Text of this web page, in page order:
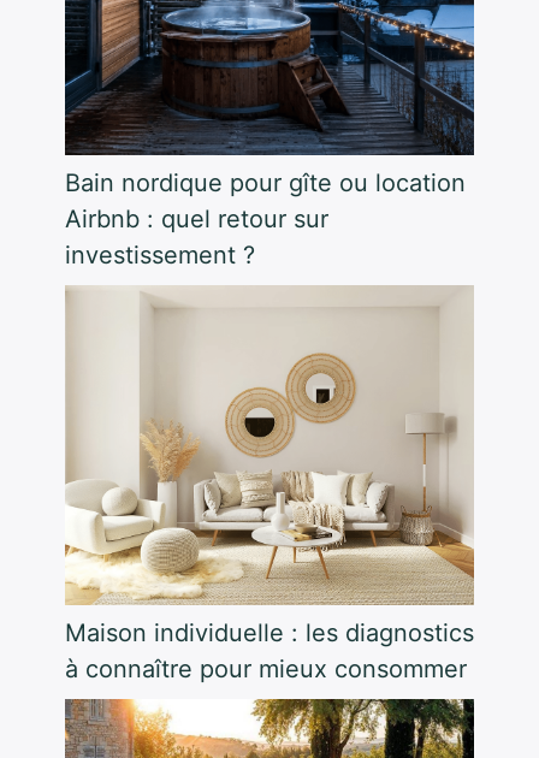
Bain nordique pour gîte ou location
Airbnb : quel retour sur
investissement ?
Maison individuelle : les diagnostics
à connaître pour mieux consommer